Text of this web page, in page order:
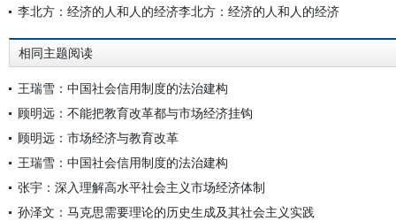
李北方：经济的人和人的经济李北方：经济的人和人的经济
相同主题阅读
王瑞雪：中国社会信用制度的法治建构
顾明远：不能把教育改革都与市场经济挂钩
顾明远：市场经济与教育改革
王瑞雪：中国社会信用制度的法治建构
张宇：深入理解高水平社会主义市场经济体制
孙泽文：马克思需要理论的历史生成及其社会主义实践